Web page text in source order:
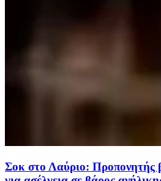
Σοκ στο Λαύριο: Προπονητής